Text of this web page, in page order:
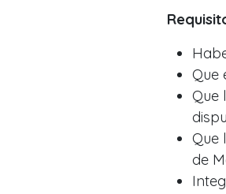
Que
Que
Que
de